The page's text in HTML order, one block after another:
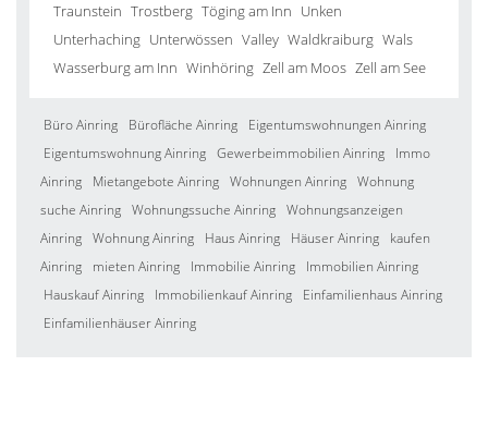
Traunstein Trostberg Töging am Inn Unken
Unterhaching Unterwössen Valley Waldkraiburg Wals
Wasserburg am Inn Winhöring Zell am Moos Zell am See
Büro Ainring Bürofläche Ainring
Eigentumswohnungen Ainring
Eigentumswohnung Ainring Gewerbeimmobilien Ainring
Immo
Ainring
Mietangebote Ainring Wohnungen Ainring Wohnung
suche Ainring Wohnungssuche Ainring Wohnungsanzeigen
Ainring Wohnung Ainring Haus Ainring Häuser Ainring
kaufen
Ainring
mieten Ainring Immobilie Ainring
Immobilien Ainring
Hauskauf Ainring
Immobilienkauf Ainring
Einfamilienhaus Ainring
Einfamilienhäuser Ainring